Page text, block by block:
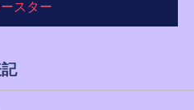
スター